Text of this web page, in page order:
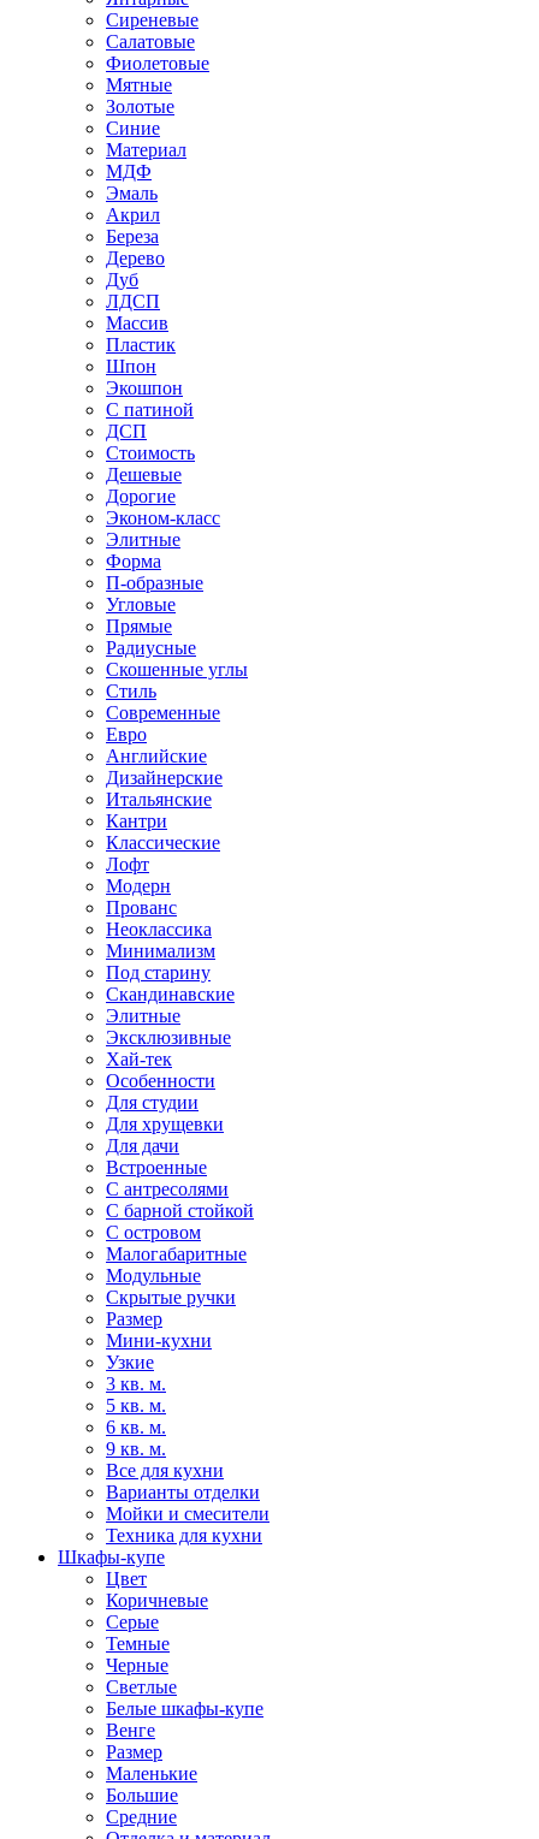
Сиреневые
Салатовые
Фиолетовые
Мятные
Золотые
Синие
Материал
МДФ
Эмаль
Акрил
Береза
Дерево
Дуб
ЛДСП
Массив
Пластик
Шпон
Экошпон
С патиной
ДСП
Стоимость
Дешевые
Дорогие
Эконом-класс
Элитные
Форма
П-образные
Угловые
Прямые
Радиусные
Скошенные углы
Стиль
Современные
Евро
Английские
Дизайнерские
Итальянские
Кантри
Классические
Лофт
Модерн
Прованс
Неоклассика
Минимализм
Под старину
Скандинавские
Элитные
Эксклюзивные
Хай-тек
Особенности
Для студии
Для хрущевки
Для дачи
Встроенные
С антресолями
С барной стойкой
С островом
Малогабаритные
Модульные
Скрытые ручки
Размер
Мини-кухни
Узкие
3 кв. м.
5 кв. м.
6 кв. м.
9 кв. м.
Все для кухни
Варианты отделки
Мойки и смесители
Техника для кухни
Шкафы-купе
Цвет
Коричневые
Серые
Темные
Черные
Светлые
Белые шкафы-купе
Венге
Размер
Маленькие
Большие
Средние